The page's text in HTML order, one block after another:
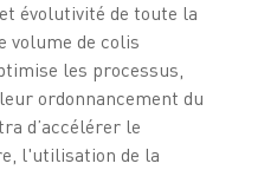
évolutivité de toute la
volume de colis
les processus,
ordonnancement du
d’accélérer le
l'utilisation de la